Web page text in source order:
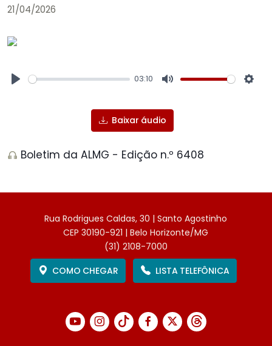
21/04/2026
03:10
Baixar áudio
Boletim da ALMG - Edição n.º 6408
Rua Rodrigues Caldas, 30 | Santo Agostinho
CEP 30190-921 | Belo Horizonte/MG
(31) 2108-7000
COMO CHEGAR
LISTA TELEFÔNICA